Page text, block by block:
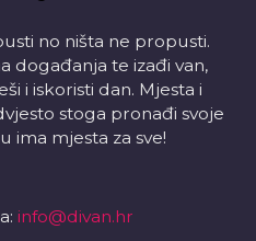
no ništa ne propusti.
događanja te izađi van,
i iskoristi dan. Mjesta i
stoga pronađi svoje
ima mjesta za sve!
info@divan.hr